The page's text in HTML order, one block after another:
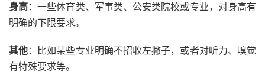
身高：一些体育类、军事类、公安类院校或专业，对身高有
明确的下限要求。
其他：比如某些专业明确不招收左撇子，或者对听力、嗅觉
有特殊要求等。